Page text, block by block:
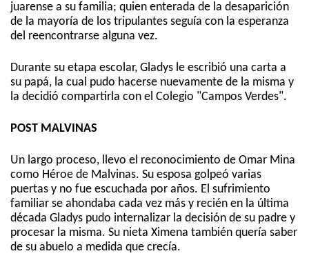
juarense a su familia; quien enterada de la desaparición
de la mayoría de los tripulantes seguía con la esperanza
del reencontrarse alguna vez.
Durante su etapa escolar, Gladys le escribió una carta a
su papá, la cual pudo hacerse nuevamente de la misma y
la decidió compartirla con el Colegio "Campos Verdes".
POST MALVINAS
Un largo proceso, llevo el reconocimiento de Omar Mina
como Héroe de Malvinas. Su esposa golpeó varias
puertas y no fue escuchada por años. El sufrimiento
familiar se ahondaba cada vez más y recién en la última
década Gladys pudo internalizar la decisión de su padre y
procesar la misma. Su nieta Ximena también quería saber
de su abuelo a medida que crecía.